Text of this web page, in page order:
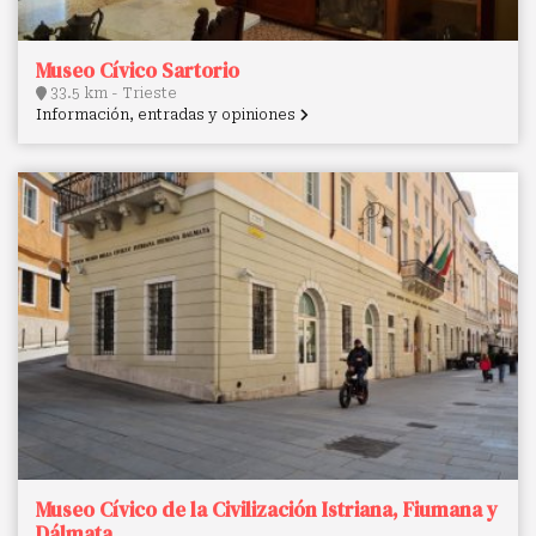
Museo Cívico Sartorio
33.5 km - Trieste
Información, entradas y opiniones
Museo Cívico de la Civilización Istriana, Fiumana y